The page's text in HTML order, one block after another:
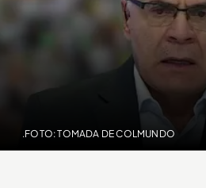
.FOTO: TOMADA DE COLMUNDO